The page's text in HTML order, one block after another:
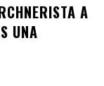
A
UNA